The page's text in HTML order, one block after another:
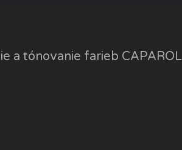
a tónovanie farieb CAPAROL